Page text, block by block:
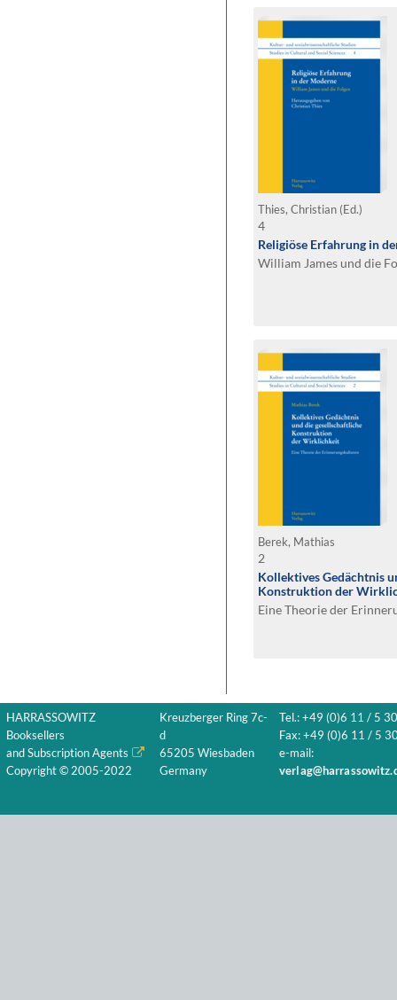
Thies, Christian (Ed.)
4
Religiöse Erfahrung in
William James und die
Berek, Mathias
2
Kollektives Gedächtnis
Konstruktion der
Eine Theorie der
HARRASSOWITZ
Booksellers
and Subscription Agents
Copyright © 2005-2022
Kreuzberger Ring 7c-
d
65205 Wiesbaden
Germany
Tel.: +49 (0)6 11 / 5
Fax: +49 (0)6 11 / 5
e-mail: